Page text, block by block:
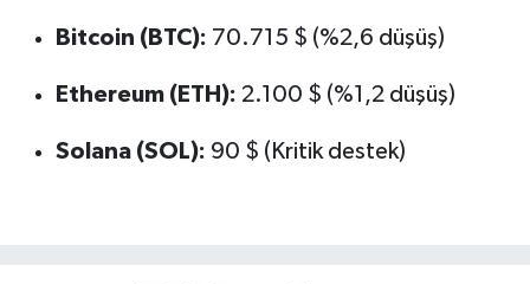
Bitcoin (BTC): 70.715 $ (%2,6 düşüş)
Ethereum (ETH): 2.100 $ (%1,2 düşüş)
Solana (SOL): 90 $ (Kritik destek)